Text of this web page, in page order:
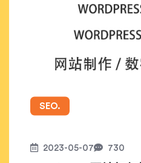
SEO.
2023-05-07 730